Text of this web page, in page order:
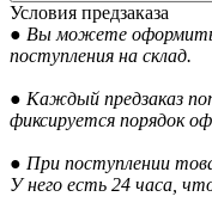
Условия предзаказа
● Вы можете оформить
поступления на склад.
● Каждый предзаказ
фиксируется порядок
● При поступлении
У него есть 24 часа,